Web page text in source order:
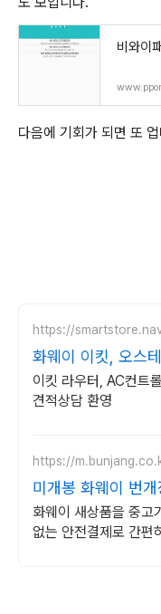
비와이
다음에 기회가 되면 또
https://
화웨이 이킷, 오스
워크부문 전문업체
이킷 라우터, AC컨트
견적상담 환영
https://
미개봉 화웨이 번
랜드 중고거래
화웨이 새상품을 중고
없는 안전결제로 간편